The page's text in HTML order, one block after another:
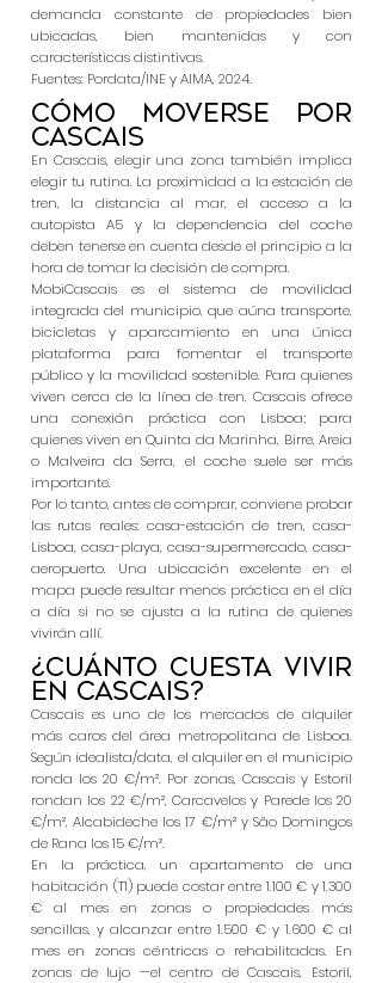
demanda constante de propiedades bien
ubicadas, bien mantenidas y con
características distintivas.
Fuentes: Pordata/INE y AIMA, 2024.
Cómo moverse por
Cascais
En Cascais, elegir una zona también implica
elegir tu rutina. La proximidad a la estación de
tren, la distancia al mar, el acceso a la
autopista A5 y la dependencia del coche
deben tenerse en cuenta desde el principio a la
hora de tomar la decisión de compra.
MobiCascais es el sistema de movilidad
integrada del municipio, que aúna transporte,
bicicletas y aparcamiento en una única
plataforma para fomentar el transporte
público y la movilidad sostenible. Para quienes
viven cerca de la línea de tren, Cascais ofrece
una conexión práctica con Lisboa; para
quienes viven en Quinta da Marinha, Birre, Areia
o Malveira da Serra, el coche suele ser más
importante.
Por lo tanto, antes de comprar, conviene probar
las rutas reales: casa-estación de tren, casa-
Lisboa, casa-playa, casa-supermercado, casa-
aeropuerto. Una ubicación excelente en el
mapa puede resultar menos práctica en el día
a día si no se ajusta a la rutina de quienes
vivirán allí.
¿Cuánto cuesta vivir
en Cascais?
Cascais es uno de los mercados de alquiler
más caros del área metropolitana de Lisboa.
Según idealista/data, el alquiler en el municipio
ronda los 20 €/m². Por zonas, Cascais y Estoril
rondan los 22 €/m², Carcavelos y Parede los 20
€/m², Alcabideche los 17 €/m² y São Domingos
de Rana los 15 €/m².
En la práctica, un apartamento de una
habitación (T1) puede costar entre 1.100 € y 1.300
€ al mes en zonas o propiedades más
sencillas, y alcanzar entre 1.500 € y 1.600 € al
mes en zonas céntricas o rehabilitadas. En
zonas de lujo —el centro de Cascais, Estoril,